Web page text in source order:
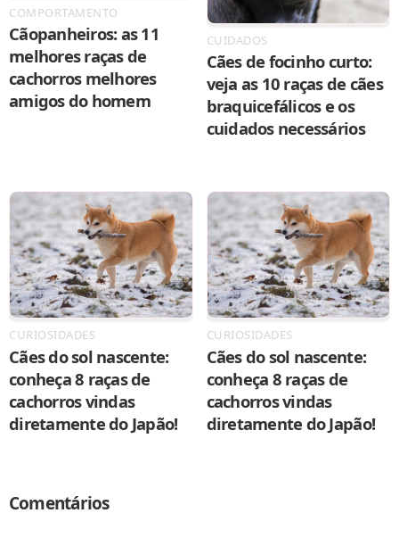
COMPORTAMENTO
Cãopanheiros: as 11
melhores raças de
cachorros melhores
amigos do homem
CUIDADOS
Cães de focinho curto:
veja as 10 raças de cães
braquicefálicos e os
cuidados necessários
CURIOSIDADES
Cães do sol nascente:
conheça 8 raças de
cachorros vindas
diretamente do Japão!
CURIOSIDADES
Cães do sol nascente:
conheça 8 raças de
cachorros vindas
diretamente do Japão!
Comentários